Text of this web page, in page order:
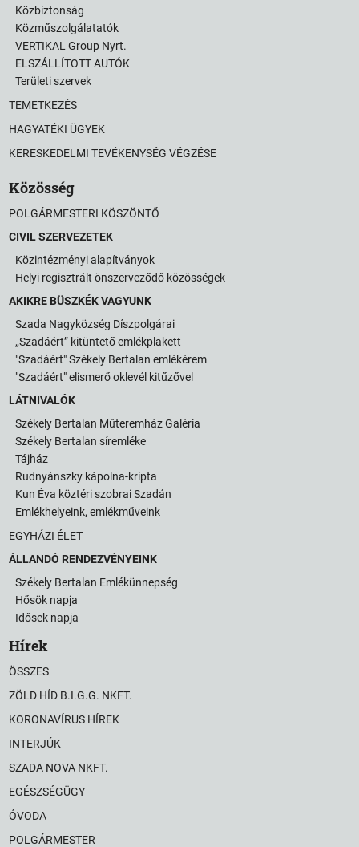
Közbiztonság
Közműszolgálatatók
VERTIKAL Group Nyrt.
ELSZÁLLÍTOTT AUTÓK
Területi szervek
TEMETKEZÉS
HAGYATÉKI ÜGYEK
KERESKEDELMI TEVÉKENYSÉG VÉGZÉSE
Közösség
POLGÁRMESTERI KÖSZÖNTŐ
CIVIL SZERVEZETEK
Közintézményi alapítványok
Helyi regisztrált önszerveződő közösségek
AKIKRE BÜSZKÉK VAGYUNK
Szada Nagyközség Díszpolgárai
„Szadáért” kitüntető emlékplakett
"Szadáért" Székely Bertalan emlékérem
"Szadáért" elismerő oklevél kitűzővel
LÁTNIVALÓK
Székely Bertalan Műteremház Galéria
Székely Bertalan síremléke
Tájház
Rudnyánszky kápolna-kripta
Kun Éva köztéri szobrai Szadán
Emlékhelyeink, emlékműveink
EGYHÁZI ÉLET
ÁLLANDÓ RENDEZVÉNYEINK
Székely Bertalan Emlékünnepség
Hősök napja
Idősek napja
Hírek
ÖSSZES
ZÖLD HÍD B.I.G.G. NKFT.
KORONAVÍRUS HÍREK
INTERJÚK
SZADA NOVA NKFT.
EGÉSZSÉGÜGY
ÓVODA
POLGÁRMESTER